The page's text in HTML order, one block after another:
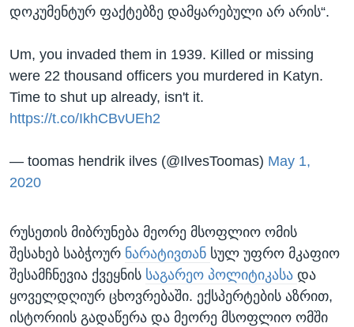
დოკუმენტურ ფაქტებზე დამყარებული არ არის“.
Um, you invaded them in 1939. Killed or missing
were 22 thousand officers you murdered in Katyn.
Time to shut up already, isn't it.
https://t.co/IkhCBvUEh2
— toomas hendrik ilves (@IlvesToomas) May 1,
2020
რუსეთის მიბრუნება მეორე მსოფლიო ომის
შესახებ საბჭოურ ნარატივთან სულ უფრო მკაფიო
შესამჩნევია ქვეყნის საგარეო პოლიტიკასა და
ყოველდღიურ ცხოვრებაში. ექსპერტების აზრით,
ისტორიის გადაწერა და მეორე მსოფლიო ომში